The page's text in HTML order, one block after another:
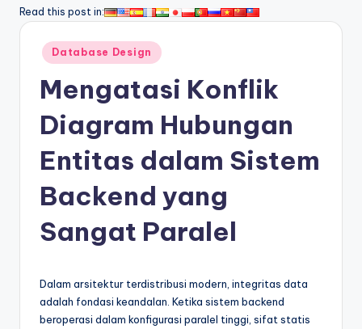
t
si
Read this post in:
Posted
in
Database Design
Mengatasi Konflik
Diagram Hubungan
Entitas dalam Sistem
Backend yang
Sangat Paralel
Dalam arsitektur terdistribusi modern, integritas data
adalah fondasi keandalan. Ketika sistem backend
beroperasi dalam konfigurasi paralel tinggi, sifat statis